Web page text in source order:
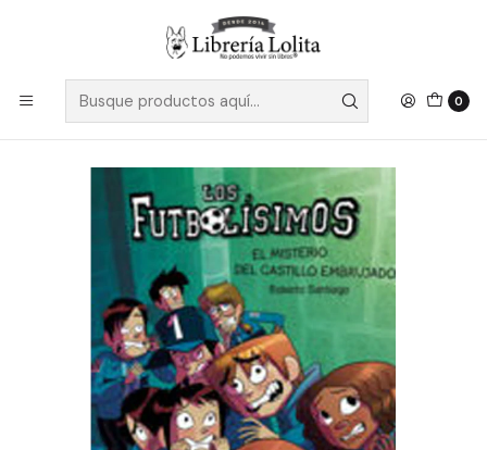
0
Despacho a todo Chile
Santiago, Roberto